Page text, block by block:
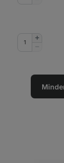
Mennyiség